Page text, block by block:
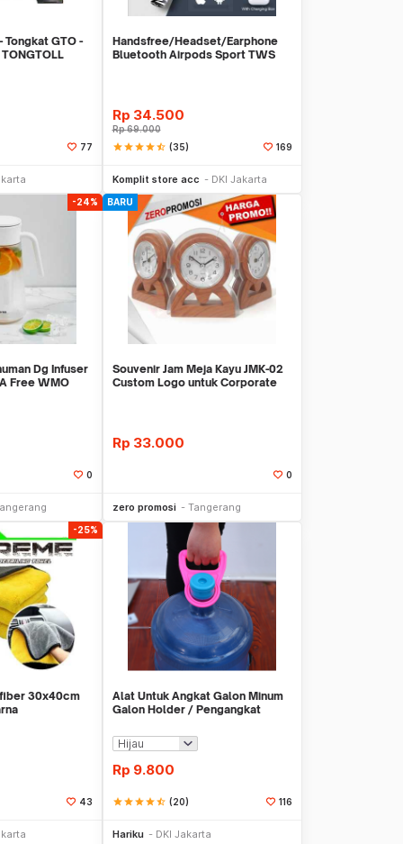
Tongkat GTO -
77
Handsfree/Headset/Earphone
Bluetooth Airpods Sport TWS
Rp 34.500
Rp69.000
starstarstarstarstar_half (35) 169
Komplit store acc DKI Jakarta
-24%
Dg Infuser
Free WMO
0
BARU
Souvenir Jam Meja Kayu JMK-02
Custom Logo untuk Corporate
Rp 33.000
0
zero promosi Tangerang
-25%
30x40cm
43
Alat Untuk Angkat Galon Minum
Galon Holder / Pengangkat
Rp 9.800
starstarstarstarstar_half (20) 116
Hariku DKI Jakarta